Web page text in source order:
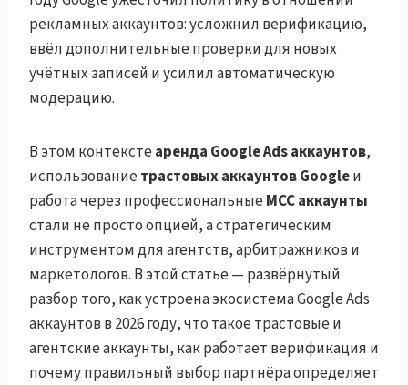
рекламных аккаунтов: усложнил верификацию,
ввёл дополнительные проверки для новых
учётных записей и усилил автоматическую
модерацию.
В этом контекстеаренда Google Ads аккаунтов,
использованиетрастовых аккаунтов Googleи
работа через профессиональныеMCC аккаунты
стали не просто опцией, а стратегическим
инструментом для агентств, арбитражников и
маркетологов. В этой статье — развёрнутый
разбор того, как устроена экосистема Google Ads
аккаунтов в 2026 году, что такое трастовые и
агентские аккаунты, как работает верификация и
почему правильный выбор партнёра определяет